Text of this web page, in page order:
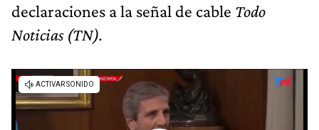
declaraciones a la señal de cable Todo
Noticias (TN).